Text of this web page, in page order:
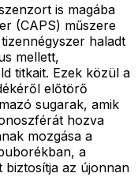
is magába
(CAPS) műszere
haladt
mellett,
titkait. Ezek közül a
előtörő
sugarak, amik
hozva
mozgása a
a
biztosítja az újonnan